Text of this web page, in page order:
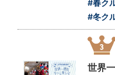
#春ク
#冬ク
世界